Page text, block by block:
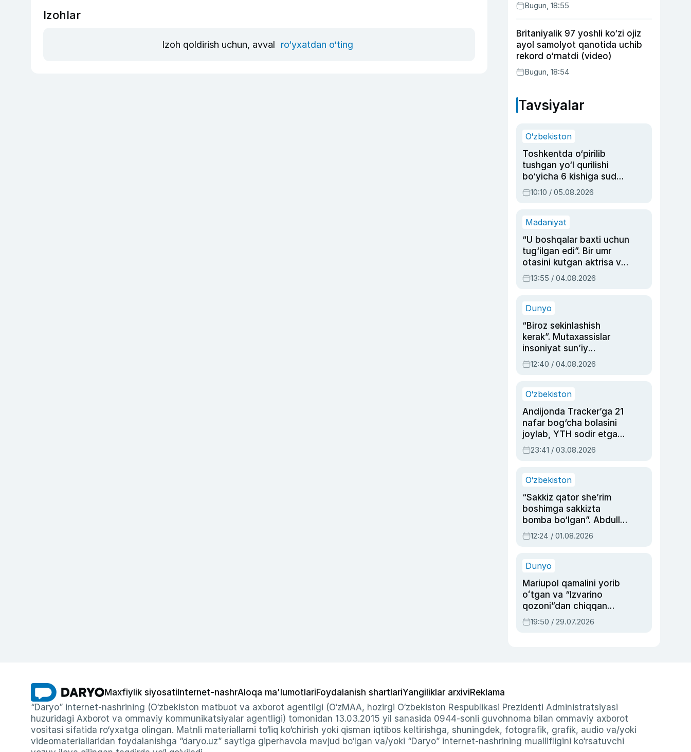
Izohlar
Izoh qoldirish uchun, avval ro‘yxatdan o‘ting
Bugun, 18:55
Britaniyalik 97 yoshli ko‘zi ojiz
ayol samolyot qanotida uchib
rekord o‘rnatdi (video)
Bugun, 18:54
Tavsiyalar
O‘zbekiston
Toshkentda o‘pirilib
tushgan yo‘l qurilishi
bo‘yicha 6 kishiga sud
hukmi o‘qildi
10:10 / 05.08.2026
Madaniyat
“U boshqalar baxti uchun
tug‘ilgan edi”. Bir umr
otasini kutgan aktrisa va
dublyaj ustasi Rimma
Ahmedovaning
13:55 / 04.08.2026
Dunyo
“Biroz sekinlashish
kerak”. Mutaxassislar
insoniyat sun’iy
intellektni boshqara
olmay qolishidan xavotir
12:40 / 04.08.2026
O‘zbekiston
Andijonda Tracker’ga 21
nafar bog‘cha bolasini
joylab, YTH sodir etgan
ayolga sud hukmi o‘qildi
23:41 / 03.08.2026
O‘zbekiston
“Sakkiz qator she’rim
boshimga sakkizta
bomba bo‘lgan”. Abdulla
Oripovni siyosiy
ayblovlardan asrab
12:24 / 01.08.2026
Dunyo
Mariupol qamalini yorib
oʻtgan va “Izvarino
qozoni”dan chiqqan
qahramon — Ukraina
armiyasi bosh
19:50 / 29.07.2026
Maxfiylik siyosati Internet-nashrAloqa ma'lumotlariFoydalanish shartlariYangiliklar arxiviReklama
“Daryo” internet-nashrining (O‘zbekiston matbuot va axborot agentligi (O‘zMAA, hozirgi O‘zbekiston Respublikasi Prezidenti Administratsiyasi
huzuridagi Axborot va ommaviy kommunikatsiyalar agentligi) tomonidan 13.03.2015 yil sanasida 0944-sonli guvohnoma bilan ommaviy axborot
vositasi sifatida ro‘yxatga olingan. Matnli materiallarni to‘liq ko‘chirish yoki qisman iqtibos keltirishga, shuningdek, fotografik, grafik, audio va/yoki
videomateriallaridan foydalanishga “daryo.uz” saytiga giperhavola mavjud bo‘lgan va/yoki “Daryo” internet-nashrining muallifligini ko‘rsatuvchi